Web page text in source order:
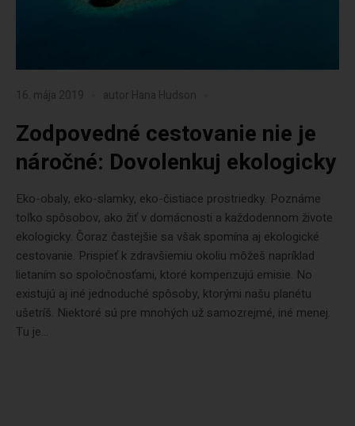
16. mája 2019 autor Hana Hudson
Zodpovedné cestovanie nie je
náročné: Dovolenkuj ekologicky
Eko-obaly, eko-slamky, eko-čistiace prostriedky. Poznáme
toľko spôsobov, ako žiť v domácnosti a každodennom živote
ekologicky. Čoraz častejšie sa však spomína aj ekologické
cestovanie. Prispieť k zdravšiemiu okoliu môžeš napríklad
lietaním so spoločnosťami, ktoré kompenzujú emisie. No
existujú aj iné jednoduché spôsoby, ktorými našu planétu
ušetríš. Niektoré sú pre mnohých už samozrejmé, iné menej.
Tu je...